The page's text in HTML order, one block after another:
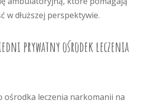
w dłuższej perspektywie.
prywatny ośrodek leczenia
leczenia narkomanii na